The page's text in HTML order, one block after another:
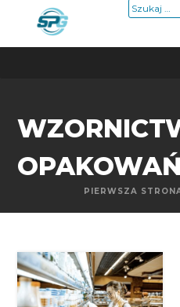
content
Szukaj:
OPAKOWAŃ
PIERWSZA